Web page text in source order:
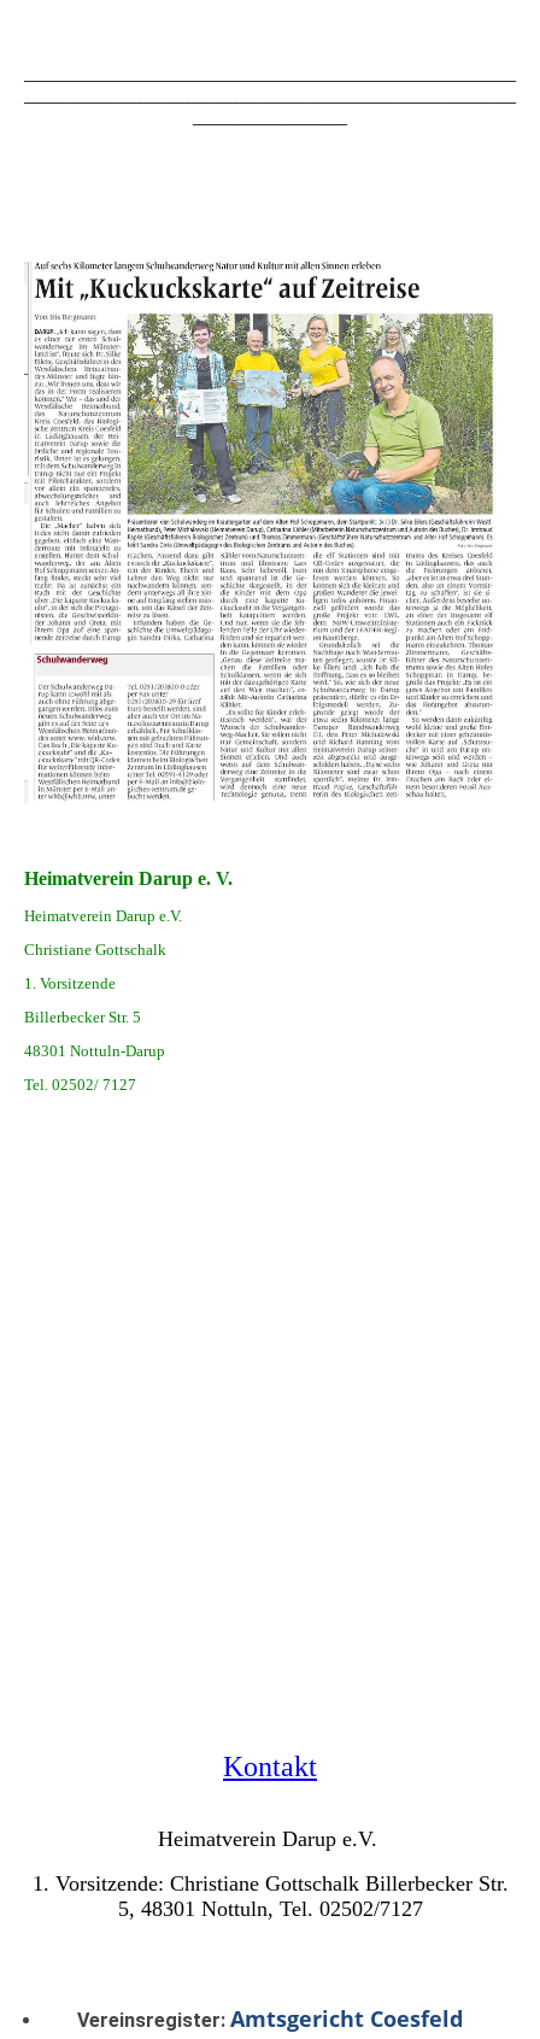
Heimatverein Darup e. V.
Heimatverein Darup e.V.
Christiane Gottschalk
1. Vorsitzende
Billerbecker Str. 5
48301 Nottuln-Darup
Tel. 02502/ 7127
Kontakt
Heimatverein Darup e.V.
1. Vorsitzende: Christiane Gottschalk Billerbecker Str.
5, 48301 Nottuln, Tel. 02502/7127
Vereinsregister: Amtsgericht Coesfeld